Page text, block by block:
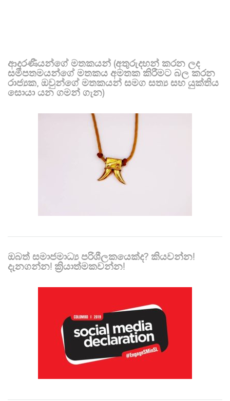
ආදරණීයන්ගේ මතකයන් (අතුරුදහන් කරන ලද
සමීපතමයන්ගේ මතකය අමතක කිරීමට බල කරන
රාජ්‍යක, ඔවුන්ගේ මතකයන් සමග සත්‍ය සහ යුක්තිය
සොයා යන ගමන් ගැන)
ඔබත් සමාජමාධ්‍ය පරිශීලකයෙක්ද? කියවන්න!
දැනගන්න! ක්‍රියාත්මකවන්න!